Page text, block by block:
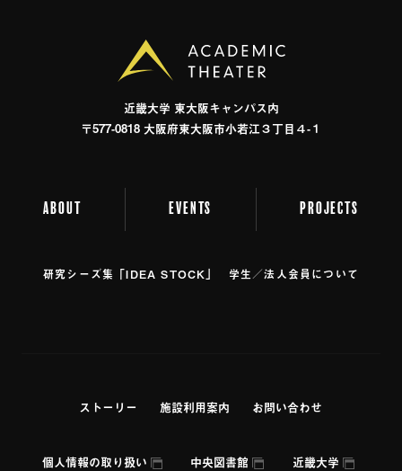
近畿⼤学 東⼤阪キャンパス内
〒577-0818 ⼤阪府東⼤阪市⼩若江３丁⽬４-１
ABOUT EVENTS PROJECTS
研究シーズ集「IDEA STOCK」 学⽣／法⼈会員について
ストーリー 施設利⽤案内 お問い合わせ
個人情報の取り扱い 中央図書館 近畿大学